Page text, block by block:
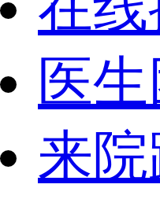
医
来